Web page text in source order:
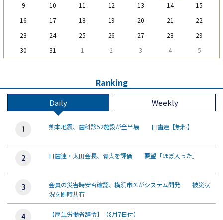
9
10 11 12 13 14
15
16
17 18 19 20 21
22
23
24 25 26 27 28
29
30
31 1 2 3 4 5
Ranking
Daily Weekly
熊本地震、歯科診52施設が全半壊 日歯連【無料】
日歯連・太田会長、骨太を評価 要望「ほぼ入った」
会員の災害時安否確認、横浜市医がシステム開発 被災状
況を即時共有
【厚生労働省辞令】（8月7日付）